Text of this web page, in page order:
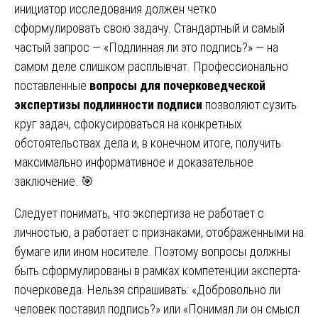
инициатор исследования должен четко
сформулировать свою задачу. Стандартный и самый
частый запрос — «Подлинная ли это подпись?» — на
самом деле слишком расплывчат. Профессионально
поставленные вопросы для почерковедческой
экспертизы подлинности подписи позволяют сузить
круг задач, сфокусироваться на конкретных
обстоятельствах дела и, в конечном итоге, получить
максимально информативное и доказательное
заключение. 🎯
Следует понимать, что экспертиза не работает с
личностью, а работает с признаками, отображенными на
бумаге или ином носителе. Поэтому вопросы должны
быть сформулированы в рамках компетенции эксперта-
почерковеда. Нельзя спрашивать: «Добровольно ли
человек поставил подпись?» или «Понимал ли он смысл